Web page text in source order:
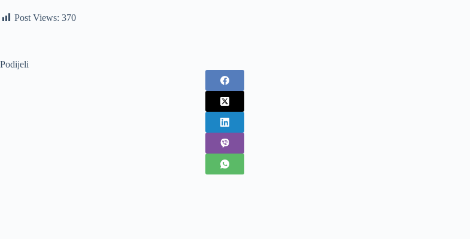
Post Views: 370
Podijeli